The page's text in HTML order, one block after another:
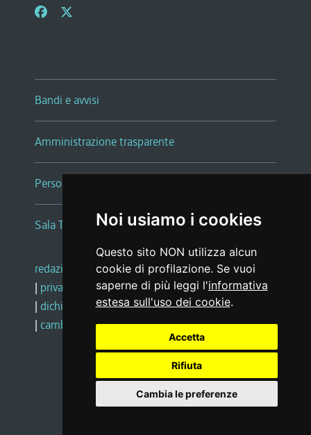
Noi usiamo i cookies
Questo sito NON utilizza alcun
cookie di profilazione. Se vuoi
saperne di più leggi l'informativa
estesa sull'uso dei cookie.
Accetta
Rifiuta
Cambia le preferenze
Bandi e avvisi
Amministrazione trasparente
Persone e Uffici
Sala Tiziano Tessitori
redazione web |note legali |glossario
| privacy
social media policy
| dichiarazione di accessibilità |feedback
| cambio preferenze cookie
Realizzato da